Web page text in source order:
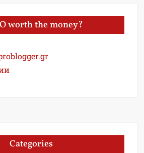
worth the money?
Categories